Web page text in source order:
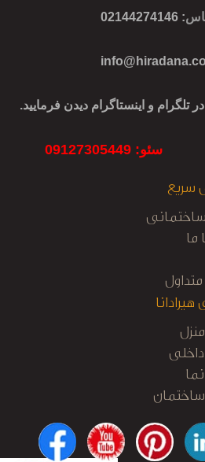
: 02144274146
تلگرام و اینستاگرام دیدن فرمایید.
سریع
ما
هیرادانا
ساختمان